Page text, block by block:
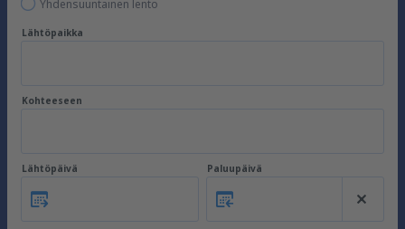
Yhdensuuntainen lento
Lähtöpaikka
Kohteeseen
Lähtöpäivä Paluupäivä